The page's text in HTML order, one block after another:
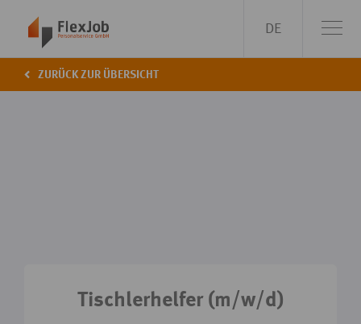
DE
ZURÜCK ZUR ÜBERSICHT
Tischlerhelfer (m/w/d)